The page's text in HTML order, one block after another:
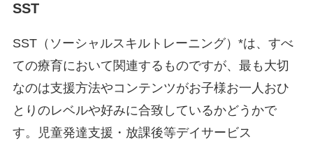
SST
SST（ソーシャルスキルトレーニング）*は、すべ
ての療育において関連するものですが、最も大切
なのは支援方法やコンテンツがお子様お一人おひ
とりのレベルや好みに合致しているかどうかで
す。児童発達支援・放課後等デイサービス